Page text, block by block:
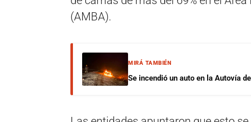
(AMBA).
MIRÁ TAMBIÉN
Se incendió un auto en la Autovía